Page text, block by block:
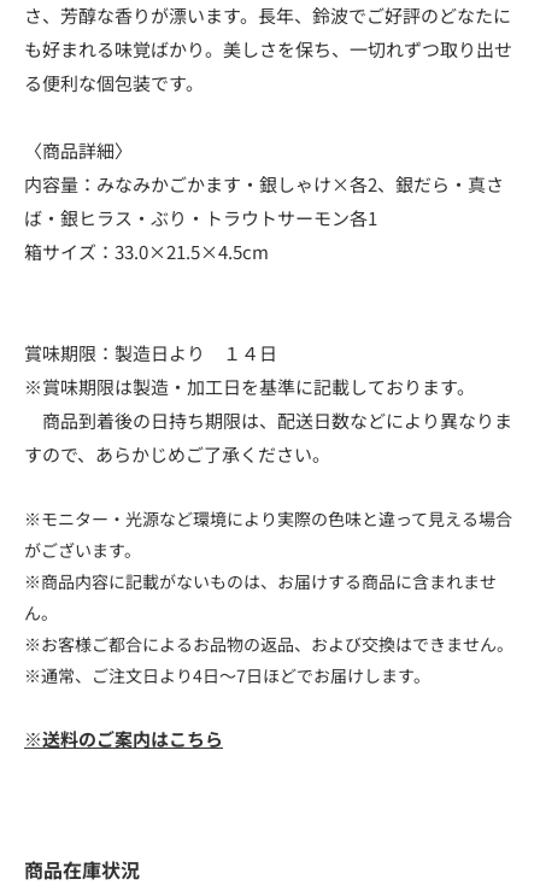
さ、芳醇な香りが漂います。長年、鈴波でご好評のどなたに
も好まれる味覚ばかり。美しさを保ち、一切れずつ取り出せ
る便利な個包装です。
〈商品詳細〉
内容量：みなみかごかます・銀しゃけ×各2、銀だら・真さ
ば・銀ヒラス・ぶり・トラウトサーモン各1
箱サイズ：33.0×21.5×4.5cm
賞味期限：製造日より １４日
※賞味期限は製造・加工日を基準に記載しております。
商品到着後の日持ち期限は、配送日数などにより異なりま
すので、あらかじめご了承ください。
※モニター・光源など環境により実際の色味と違って見える場合
がございます。
※商品内容に記載がないものは、お届けする商品に含まれませ
ん。
※お客様ご都合によるお品物の返品、および交換はできません。
※通常、ご注文日より4日～7日ほどでお届けします。
※送料のご案内はこちら
商品在庫状況